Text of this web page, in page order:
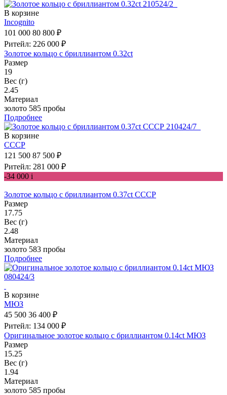
В корзине
Incognito
101 000 80 800 ₽
Ритейл: 226 000 ₽
Золотое кольцо с бриллиантом 0.32ct
Размер
19
Вес (г)
2.45
Материал
золото 585 пробы
Подробнее
В корзине
СССР
121 500 87 500 ₽
Ритейл: 281 000 ₽
-34 000 i
Золотое кольцо с бриллиантом 0.37ct СССР
Размер
17.75
Вес (г)
2.48
Материал
золото 583 пробы
Подробнее
В корзине
МЮЗ
45 500 36 400 ₽
Ритейл: 134 000 ₽
Оригинальное золотое кольцо с бриллиантом 0.14ct МЮЗ
Размер
15.25
Вес (г)
1.94
Материал
золото 585 пробы